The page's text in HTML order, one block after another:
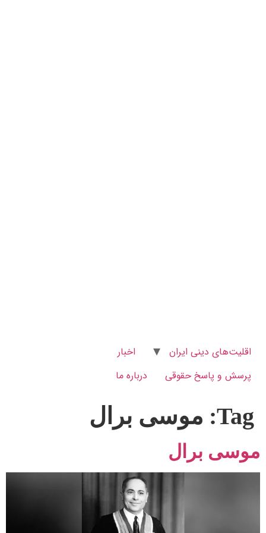
اقلیت‌های دینی ایران
اخبار
پرسش و پاسخ‌ حقوقی
درباره ما
Tag: موسی برال
موسی برال